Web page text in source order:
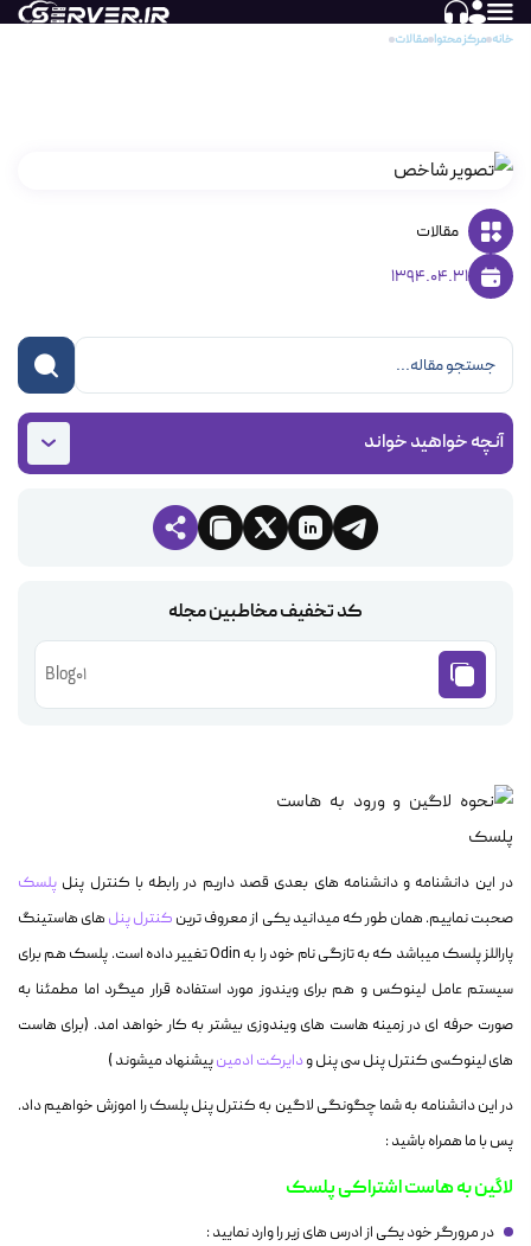
خانه مرکز محتوا مقالات
مقالات
1394.04.31
آنچه خواهید خواند
کد تخفیف مخاطبین مجله
Blog01
در این دانشنامه و دانشنامه های بعدی قصد داریم در رابطه با کنترل پنل پلسک
صحبت نماییم. همان طور که میدانید یکی از معروف ترین کنترل پنل های هاستینگ
پاراللز پلسک میباشد که به تازگی نام خود را به Odin تغییر داده است. پلسک هم برای
سیستم عامل لینوکس و هم برای ویندوز مورد استفاده قرار میگرد اما مطمئنا به
صورت حرفه ای در زمینه هاست های ویندوزی بیشتر به کار خواهد امد. (برای هاست
های لینوکسی کنترل پنل سی پنل ودایرکت ادمینپیشنهاد میشوند )
در این دانشنامه به شما چگونگی لاگین به کنترل پنل پلسک را اموزش خواهیم داد.
پس با ما همراه باشید :
لاگین به هاست اشتراکی پلسک
در مرورگر خود یکی از ادرس های زیر را وارد نمایید :